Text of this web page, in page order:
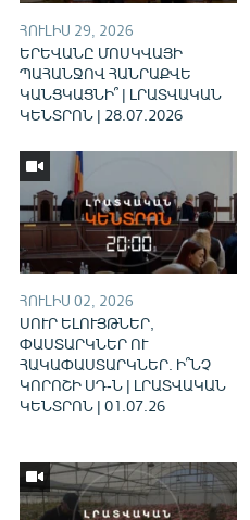
ՀՈՒԼԻՍ 29, 2026
ԵՐԵՎԱՆԸ ՄՈՍԿՎԱՅԻ
ՊԱՀԱՆՋՈՎ ՀԱՆՐԱՔՎԵ
ԿԱՆՑԿԱՑՆԻ՞ | ԼՐԱՏՎԱԿԱՆ
ԿԵՆՏՐՈՆ | 28.07.2026
ՀՈՒԼԻՍ 02, 2026
ՍՈՒՐ ԵԼՈՒՅԹՆԵՐ,
ՓԱՍՏԱՐԿՆԵՐ ՈՒ
ՀԱԿԱՓԱՍՏԱՐԿՆԵՐ. Ի՞ՆՉ
ԿՈՐՈՇԻ ՍԴ-Ն | ԼՐԱՏՎԱԿԱՆ
ԿԵՆՏՐՈՆ | 01.07.26